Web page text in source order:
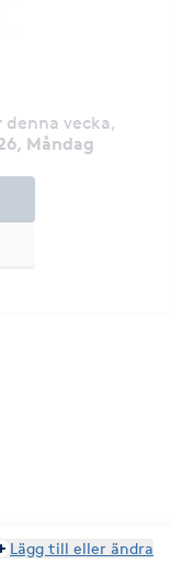
vecka,
Måndag
Lägg till eller ändra